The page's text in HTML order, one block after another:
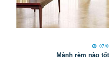
07/
Mành rèm nào